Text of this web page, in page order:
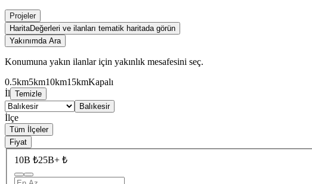
Projeler
HaritaDeğerleri ve ilanları tematik haritada görün
Yakınımda Ara
Konumuna yakın ilanlar için yakınlık mesafesini seç.
0.5km5km10km15kmKapalı
İl Temizle
Balıkesir
İlçe
Tüm İlçeler
Fiyat
10B ₺25B+ ₺